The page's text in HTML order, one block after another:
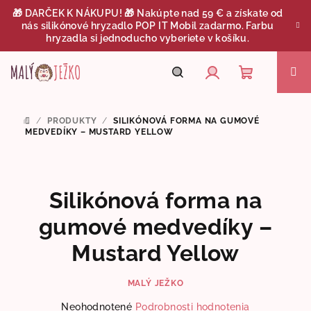
Prejsť
🎁 DARČEK K NÁKUPU! 🎁 Nakúpte nad 59 € a získate od
nás silikónové hryzadlo POP IT Mobil zadarmo. Farbu
hryzadla si jednoducho vyberiete v košíku.
Nákupný
DOMOV
/ PRODUKTY /
SILIKÓNOVÁ FORMA NA GUMOVÉ
MEDVEDÍKY – MUSTARD YELLOW
Silikónová forma na
gumové medvedíky –
Mustard Yellow
MALÝ JEŽKO
Priemerné
Neohodnotené Podrobnosti hodnotenia